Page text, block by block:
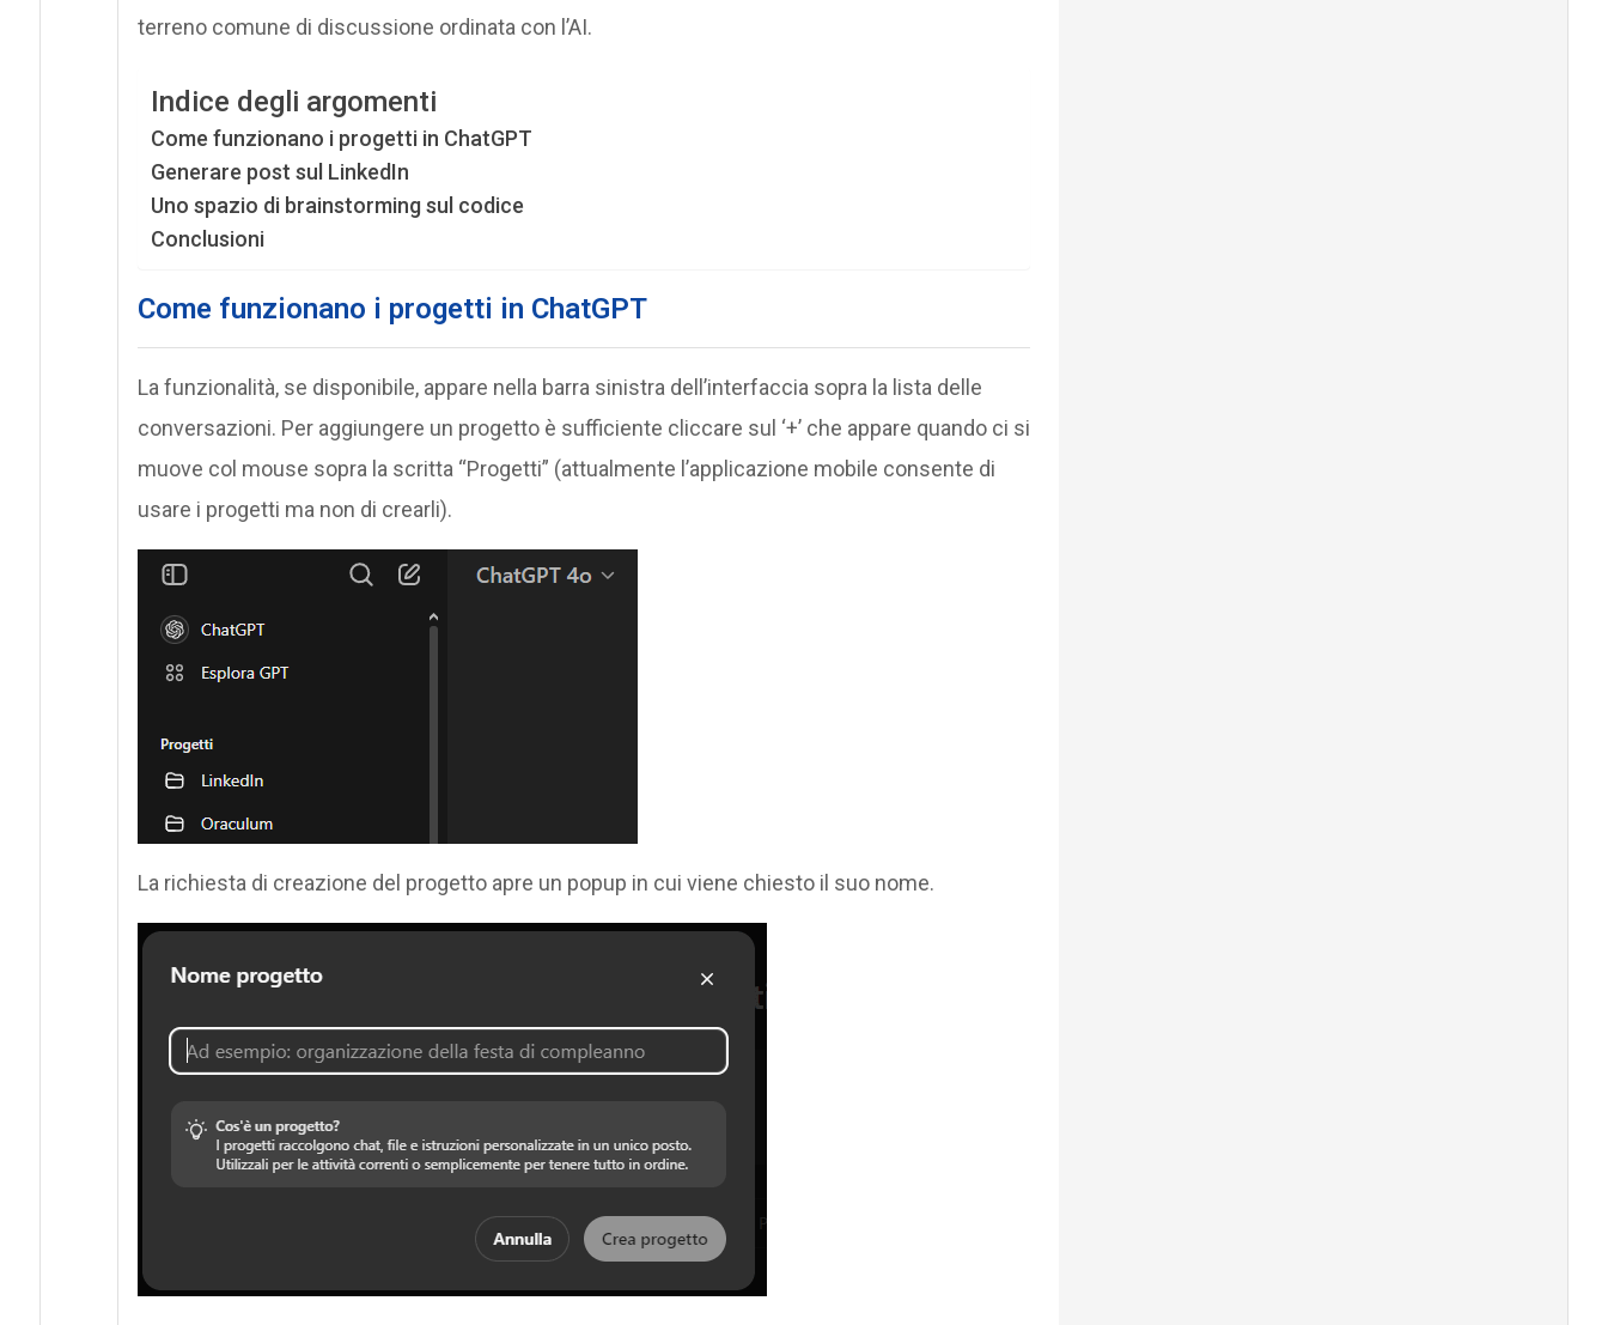
terreno comune di discussione ordinata con l’AI.
Indice degli argomenti
Come funzionano i progetti in ChatGPT
Generare post sul LinkedIn
Uno spazio di brainstorming sul codice
Conclusioni
Come funzionano i progetti in ChatGPT
La funzionalità, se disponibile, appare nella barra sinistra dell’interfaccia sopra la lista delle
conversazioni. Per aggiungere un progetto è sufficiente cliccare sul ‘+’ che appare quando ci si
muove col mouse sopra la scritta “Progetti” (attualmente l’applicazione mobile consente di
usare i progetti ma non di crearli).
La richiesta di creazione del progetto apre un popup in cui viene chiesto il suo nome.